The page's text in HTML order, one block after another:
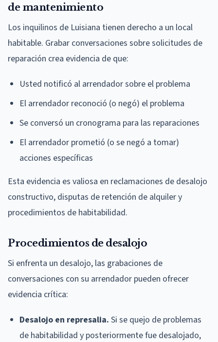
de mantenimiento
Los inquilinos de Luisiana tienen derecho a un local
habitable. Grabar conversaciones sobre solicitudes de
reparación crea evidencia de que:
Usted notificó al arrendador sobre el problema
El arrendador reconoció (o negó) el problema
Se conversó un cronograma para las reparaciones
El arrendador prometió (o se negó a tomar)
acciones específicas
Esta evidencia es valiosa en reclamaciones de desalojo
constructivo, disputas de retención de alquiler y
procedimientos de habitabilidad.
Procedimientos de desalojo
Si enfrenta un desalojo, las grabaciones de
conversaciones con su arrendador pueden ofrecer
evidencia crítica:
Desalojo en represalia. Si se quejo de problemas
de habitabilidad y posteriormente fue desalojado,